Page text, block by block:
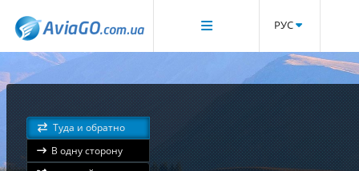
РУС
Туда и обратно
В одну сторону